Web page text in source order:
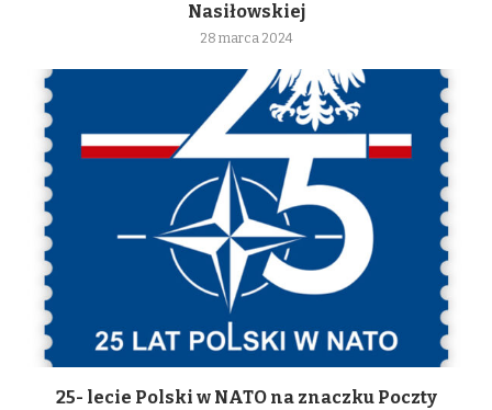
Nasiłowskiej
28 marca 2024
25- lecie Polski w NATO na znaczku Poczty